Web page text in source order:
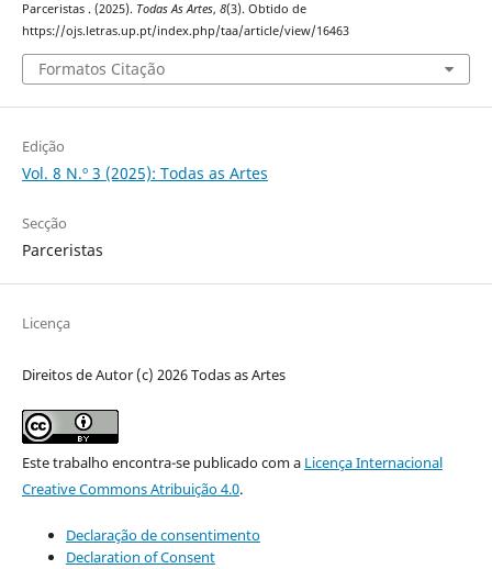
Parceristas . (2025). Todas As Artes, 8(3). Obtido de
https://ojs.letras.up.pt/index.php/taa/article/view/16463
Formatos Citação
Edição
Vol. 8 N.º 3 (2025): Todas as Artes
Secção
Parceristas
Licença
Direitos de Autor (c) 2026 Todas as Artes
Este trabalho encontra-se publicado com a Licença Internacional
Creative Commons Atribuição 4.0.
Declaração de consentimento
Declaration of Consent